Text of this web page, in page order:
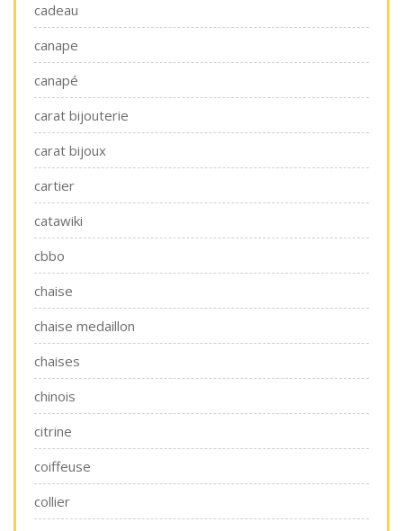
cadeau
canape
canapé
carat bijouterie
carat bijoux
cartier
catawiki
cbbo
chaise
chaise medaillon
chaises
chinois
citrine
coiffeuse
collier